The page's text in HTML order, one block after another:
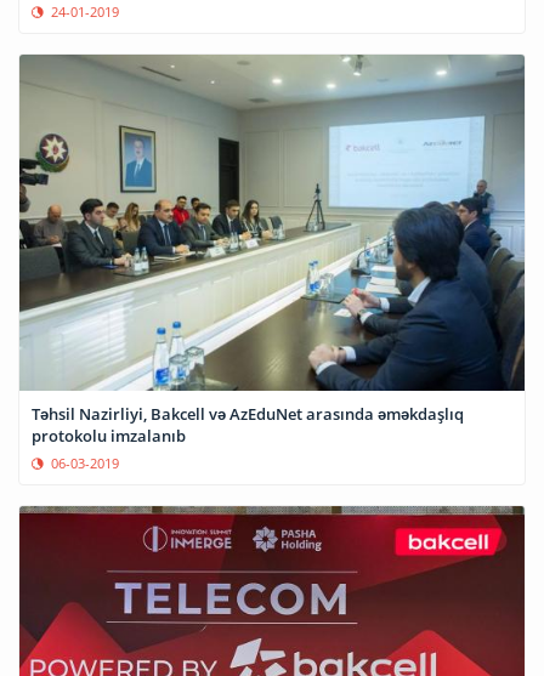
24-01-2019
Təhsil Nazirliyi, Bakcell və AzEduNet arasında əməkdaşlıq
protokolu imzalanıb
06-03-2019